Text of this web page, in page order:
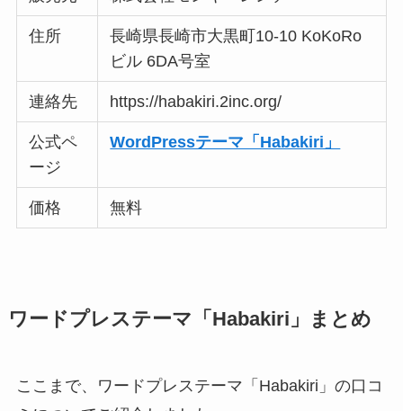
住所
長崎県長崎市大黒町10-10 KoKoRo
ビル 6DA号室
連絡先 https://habakiri.2inc.org/
公式ペ
ージ
WordPressテーマ「Habakiri」
価格 無料
ワードプレステーマ「Habakiri」まとめ
ここまで、ワードプレステーマ「Habakiri」の口コ